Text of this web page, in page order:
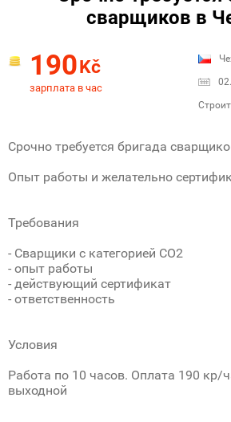
сварщиков в
190Kč
зарплата в час
Срочно требуется бригада
Опыт работы и желательно
Требования
- Сварщики с категорией СО2
- опыт работы
- действующий сертификат
- ответственность
Условия
Работа по 10 часов. Оплата 190 кр/
выходной